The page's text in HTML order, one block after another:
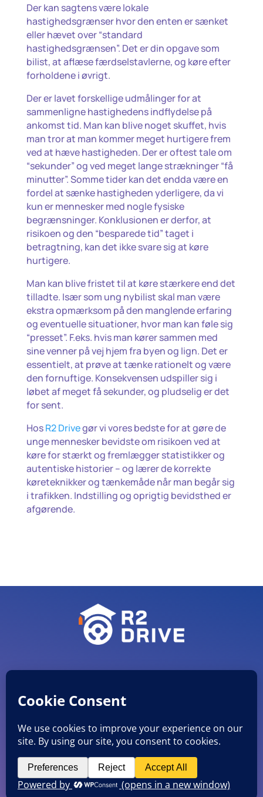
Der kan sagtens være lokale
hastighedsgrænser hvor den enten er sænket
eller hævet over “standard
hastighedsgrænsen”. Det er din opgave som
bilist, at aflæse færdselstavlerne, og køre efter
forholdene i øvrigt.
Der er lavet forskellige udmålinger for at
sammenligne hastighedens indflydelse på
ankomst tid. Man kan blive noget skuffet, hvis
man tror at man kommer meget hurtigere frem
ved at hæve hastigheden. Der er oftest tale om
“sekunder” og ved meget lange strækninger “få
minutter”. Somme tider kan det endda være en
fordel at sænke hastigheden yderligere, da vi
kun er mennesker med nogle fysiske
begrænsninger. Konklusionen er derfor, at
risikoen og den “besparede tid” taget i
betragtning, kan det ikke svare sig at køre
hurtigere.
Man kan blive fristet til at køre stærkere end det
tilladte. Især som ung nybilist skal man være
ekstra opmærksom på den manglende erfaring
og eventuelle situationer, hvor man kan føle sig
“presset”. F.eks. hvis man kører sammen med
sine venner på vej hjem fra byen og lign. Det er
essentielt, at prøve at tænke rationelt og være
den fornuftige. Konsekvensen udspiller sig i
løbet af meget få sekunder, og pludselig er det
for sent.
HosR2 Drivegør vi vores bedste for at gøre de
unge mennesker bevidste om risikoen ved at
køre for stærkt og fremlægger statistikker og
autentiske historier – og lærer de korrekte
køreteknikker og tænkemåde når man begår sig
i trafikken. Indstilling og oprigtig bevidsthed er
afgørende.
CVR nr. 38051482
Mobil: 27846920 E-mail: info@r2drive.dk
Rådmands Boulevard 5 st.th., 8900 Randers C